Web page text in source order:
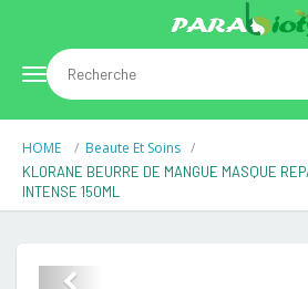
Toggle
navigation
HOME Beaute Et Soins
KLORANE BEURRE DE MANGUE MASQUE
INTENSE 150ML